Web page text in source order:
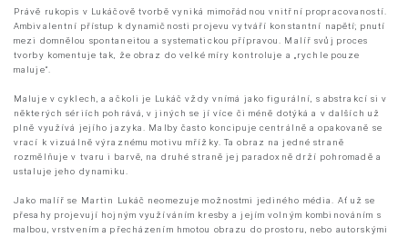
Právě rukopis v Lukáčově tvorbě vyniká mimořádnou vnitřní propracovaností.
Ambivalentní přístup k dynamičnosti projevu vytváří konstantní napětí; pnutí
mezi domnělou spontaneitou a systematickou přípravou. Malíř svůj proces
tvorby komentuje tak, že obraz do velké míry kontroluje a „rychle pouze
maluje“.
Maluje v cyklech, a ačkoli je Lukáč vždy vnímá jako figurální, s abstrakcí si v
některých sériích pohrává, v jiných se jí více či méně dotýká a v dalších už
plně využívá jejího jazyka. Malby často koncipuje centrálně a opakovaně se
vrací k vizuálně výraznému motivu mřížky. Ta obraz na jedné straně
rozmělňuje v tvaru i barvě, na druhé straně jej paradoxně drží pohromadě a
ustaluje jeho dynamiku.
Jako malíř se Martin Lukáč neomezuje možnostmi jediného média. Ať už se
přesahy projevují hojným využíváním kresby a jejím volným kombinováním s
malbou, vrstvením a přecházením hmotou obrazu do prostoru, nebo autorskými